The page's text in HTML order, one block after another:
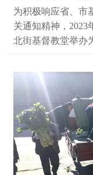
为积极响应省、市
关通知精神，2023
北街基督教堂举办